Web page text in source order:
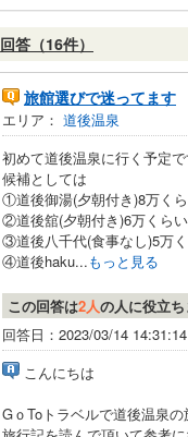
回答（16件）
旅館選びで迷ってます
エリア： 道後温泉
初めて道後温泉に行く予定
候補としては
①道後御湯(夕朝付き)8万く
②道後舘(夕朝付き)6万くらい
③道後八千代(食事なし)5万
④道後haku...もっと見る
この回答は2人の人に役立
回答日：2023/03/14 14:31:14
こんにちは
GｏToトラベルで道後温泉